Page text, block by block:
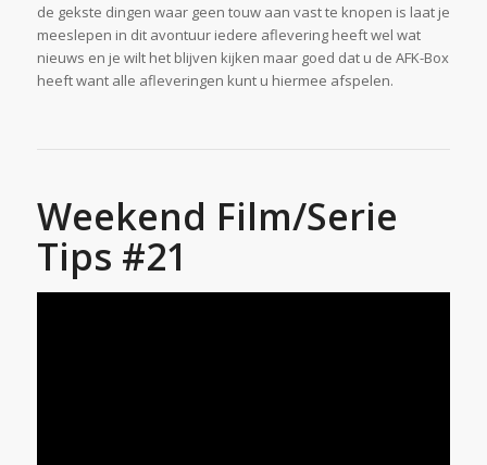
de gekste dingen waar geen touw aan vast te knopen is laat je
meeslepen in dit avontuur iedere aflevering heeft wel wat
nieuws en je wilt het blijven kijken maar goed dat u de AFK-Box
heeft want alle afleveringen kunt u hiermee afspelen.
Weekend Film/Serie
Tips #21